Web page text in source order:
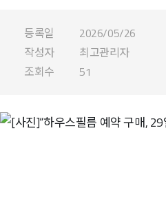
등록일
2026/05/26
작성자
최고관리자
조회수
51